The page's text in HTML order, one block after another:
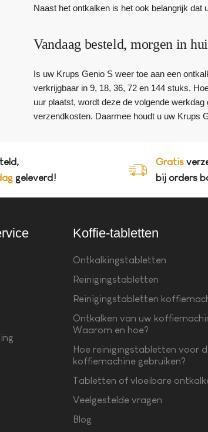
Naast het ontkalken is het ook belangrijk dat
Vandaag besteld, morgen in
Is uw Krups Genio S weer toe aan een
verkrijgbaar in 9, 18, 36, 72 en 144 stuks.
uur plaatst, wordt deze de volgende
verzendkosten. Daarmee houdt u uw Krups
geleverd!
Gratis
bij orders
Koffie-tabletten
Ontkalkingstabletten
Reinigingstabletten
Reinigingstabletten
Ontkalken van uw
Waarom en hoe?
Hoe reinigingstabletten voor
koffiemachine gebruiken?
Tabletten of vloeibare
Veelgestelde vragen
Blog